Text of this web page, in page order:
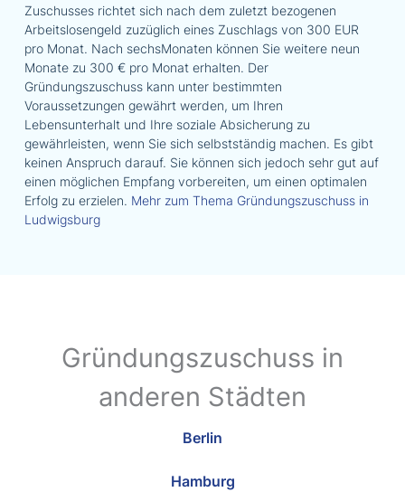
Zuschusses richtet sich nach dem zuletzt bezogenen
Arbeitslosengeld zuzüglich eines Zuschlags von 300 EUR
pro Monat. Nach sechsMonaten können Sie weitere neun
Monate zu 300 € pro Monat erhalten. Der
Gründungszuschuss kann unter bestimmten
Voraussetzungen gewährt werden, um Ihren
Lebensunterhalt und Ihre soziale Absicherung zu
gewährleisten, wenn Sie sich selbstständig machen. Es gibt
keinen Anspruch darauf. Sie können sich jedoch sehr gut auf
einen möglichen Empfang vorbereiten, um einen optimalen
Erfolg zu erzielen. Mehr zum Thema Gründungszuschuss in
Ludwigsburg
Gründungszuschuss in
anderen Städten
Berlin
Hamburg